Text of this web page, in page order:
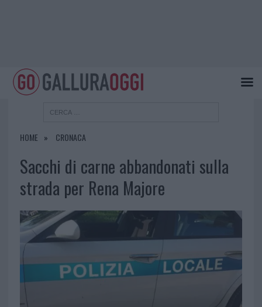
HOME CRONACA
Sacchi di carne abbandonati sulla
strada per Rena Majore